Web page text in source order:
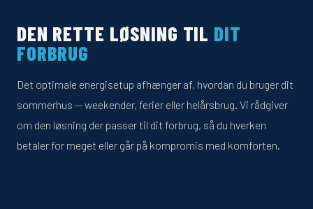
DEN RETTE LØSNING TIL DIT
FORBRUG
Det optimale energisetup afhænger af, hvordan du bruger dit
sommerhus — weekender, ferier eller helårsbrug. Vi rådgiver
om den løsning der passer til dit forbrug, så du hverken
betaler for meget eller går på kompromis med komforten.